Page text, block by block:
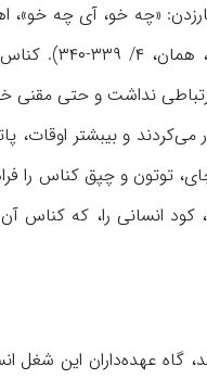
«چه خو، آی چه خو»،
دستۀ مشاغل
نداشت و حتى مقنی
می‌کردند و بیبشتر
این شغل